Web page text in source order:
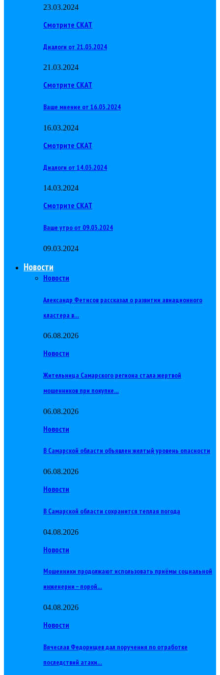
23.03.2024
Смотрите СКАТ
Диалоги от 21.03.2024
21.03.2024
Смотрите СКАТ
Ваше мнение от 16.03.2024
16.03.2024
Смотрите СКАТ
Диалоги от 14.03.2024
14.03.2024
Смотрите СКАТ
Ваше утро от 09.03.2024
09.03.2024
Новости
Новости
Александр Фетисов рассказал о развитии авиационного
кластера в…
06.08.2026
Новости
Жительница Самарского региона стала жертвой
мошенников при покупке…
06.08.2026
Новости
В Самарской области объявлен желтый уровень опасности
06.08.2026
Новости
В Самарской области сохранится теплая погода
04.08.2026
Новости
Мошенники продолжают использовать приёмы социальной
инженерии – порой…
04.08.2026
Новости
Вячеслав Федорищев дал поручения по отработке
последствий атаки…